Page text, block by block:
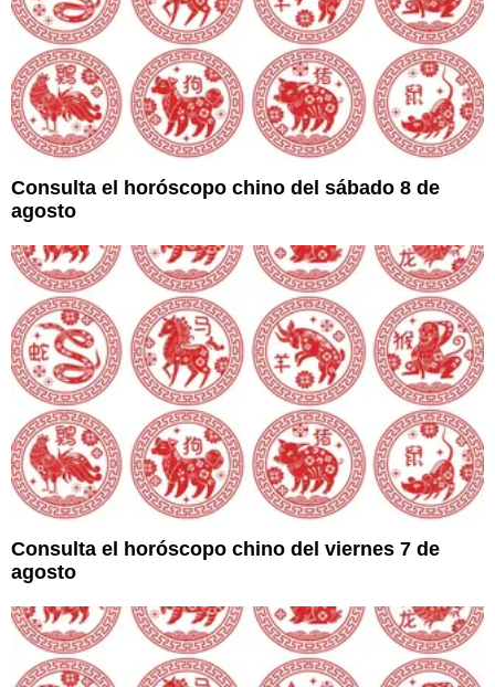
Consulta el horóscopo chino del sábado 8 de
agosto
Consulta el horóscopo chino del viernes 7 de
agosto